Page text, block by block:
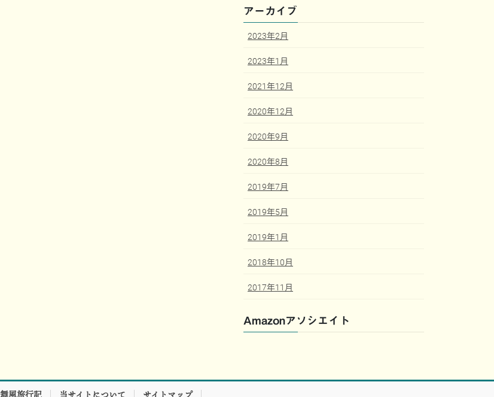
アーカイブ
2023年2月
2023年1月
2021年12月
2020年12月
2020年9月
2020年8月
2019年7月
2019年5月
2019年1月
2018年10月
2017年11月
Amazonアソシエイト